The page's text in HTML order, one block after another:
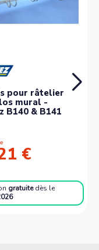
pour râtelier
mural -
B140 & B141
€
gratuite dès le